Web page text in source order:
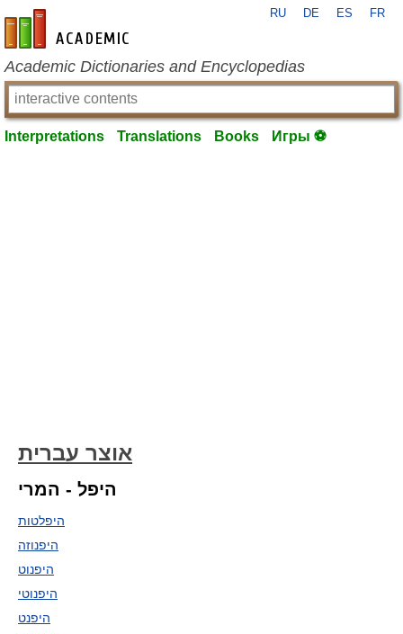
en-academic.com
RU DE ES FR
Academic Dictionaries and Encyclopedias
Interpretations Translations Books Игры ⚽
אוצר עברית
היפל - המרי
היפלטות
היפנוזה
היפנוט
היפנוטי
היפנט